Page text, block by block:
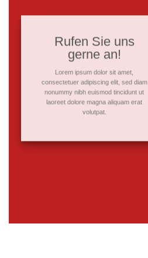
Rufen Sie uns
gerne an!
Lorem ipsum dolor sit amet,
consectetuer adipiscing elit, sed diam
nonummy nibh euismod tincidunt ut
laoreet dolore magna aliquam erat
volutpat.